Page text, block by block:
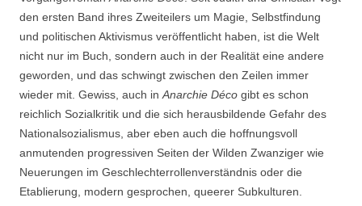
den ersten Band ihres Zweiteilers um Magie, Selbstfindung
und politischen Aktivismus veröffentlicht haben, ist die Welt
nicht nur im Buch, sondern auch in der Realität eine andere
geworden, und das schwingt zwischen den Zeilen immer
wieder mit. Gewiss, auch in Anarchie Déco gibt es schon
reichlich Sozialkritik und die sich herausbildende Gefahr des
Nationalsozialismus, aber eben auch die hoffnungsvoll
anmutenden progressiven Seiten der Wilden Zwanziger wie
Neuerungen im Geschlechterrollenverständnis oder die
Etablierung, modern gesprochen, queerer Subkulturen.